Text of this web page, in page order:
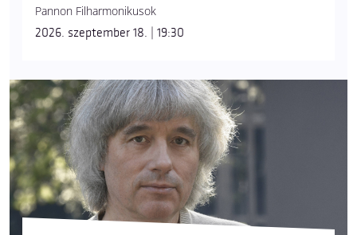
Pannon Filharmonikusok
2026. szeptember 18. | 19:30